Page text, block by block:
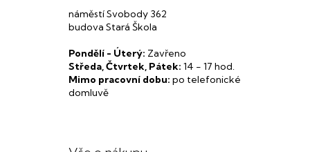
náměstí Svobody 362
budova Stará Škola
Pondělí - Úterý: Zavřeno
Středa, Čtvrtek, Pátek: 14 - 17 hod.
Mimo pracovní dobu: po telefonické
domluvě